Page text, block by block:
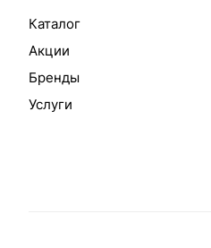
Каталог
Акции
Бренды
Услуги